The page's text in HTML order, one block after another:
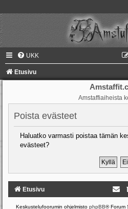
UKK
Etusivu
Amstaffiaiheista
Poista evästeet
Haluatko varmasti poistaa tämän
evästeet?
Etusivu
Keskustelufoorumin ohjelmisto phpBB® Forum